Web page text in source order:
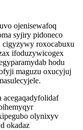
ojenisewafoq
syjiry pidoneco
cigyzywy roxocabuxu
ifoduzywicogex
hodu
maguzu oxucyjuj
acegaqadyfolidaf
olynixyv
okadaz